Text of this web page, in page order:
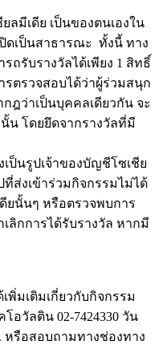
มีเดีย เป็นของตนเองใน
ปิดเป็นสาธารณะ ทั้งนี้ ทาง
ถรับรางวัลได้เพียง 1 สิทธิ์
รตรวจสอบได้ว่าผู้ร่วมสนุก
ฎว่าเป็นบุคคลเดียวกัน จะ
นั้น โดยยึดจากรางวัลที่มี
ป็นรูปเจ้าของบัญชีโซเชีย
ส่งเข้าร่วมกิจกรรมไม่ได้
ยนั้นๆ หรือตรวจพบการ
ลิกการได้รับรางวัล หากมี
พิ่มเติมเกี่ยวกับกิจกรรม
อวัลติน 02-7424330 วัน
. หรือสอบถามทางช่องทาง